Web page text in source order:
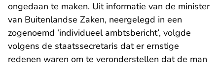
ongedaan te maken. Uit informatie van de minister
van Buitenlandse Zaken, neergelegd in een
zogenoemd ‘individueel ambtsbericht’, volgde
volgens de staatssecretaris dat er ernstige
redenen waren om te veronderstellen dat de man